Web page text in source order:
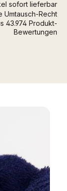
sofort lieferbar
Umtausch-Recht
43.974 Produkt-
Bewertungen